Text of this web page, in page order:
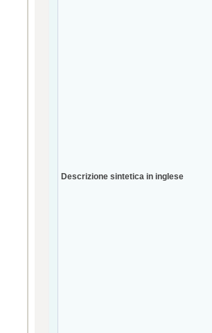
Descrizione sintetica in inglese